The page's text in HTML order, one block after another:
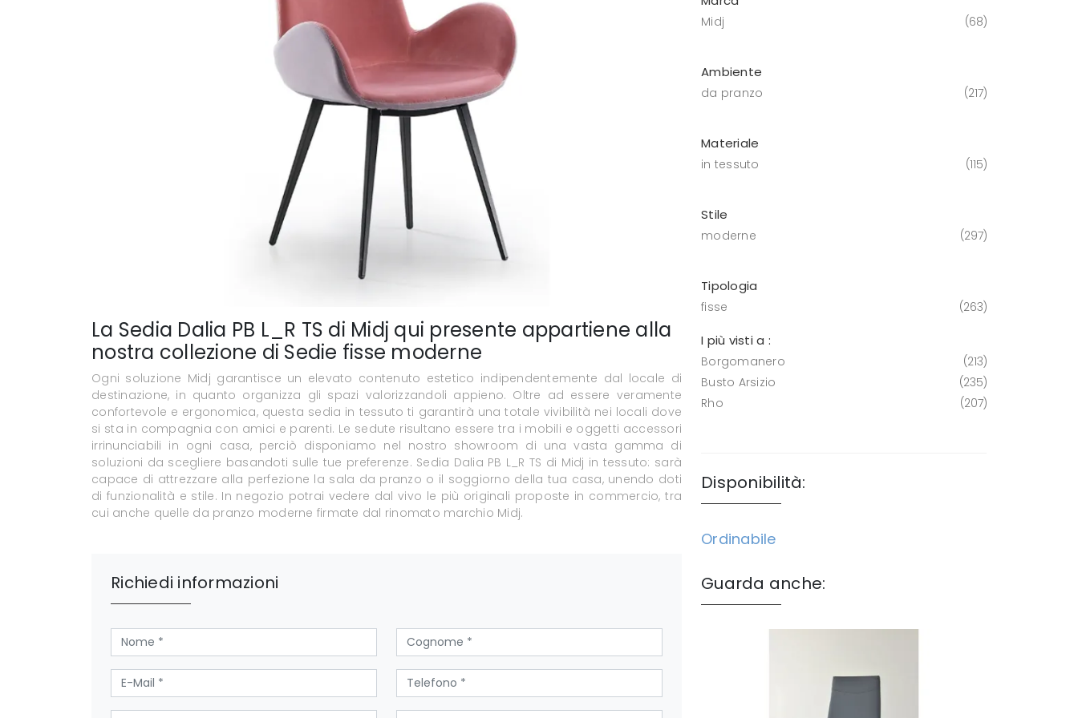
La Sedia Dalia PB L_R TS di Midj qui presente appartiene alla
nostra collezione di Sedie fisse moderne
Ogni soluzione Midj garantisce un elevato contenuto estetico indipendentemente dal locale di
destinazione, in quanto organizza gli spazi valorizzandoli appieno. Oltre ad essere veramente
confortevole e ergonomica, questa sedia in tessuto ti garantirà una totale vivibilità nei locali dove
si sta in compagnia con amici e parenti. Le sedute risultano essere tra i mobili e oggetti accessori
irrinunciabili in ogni casa, perciò disponiamo nel nostro showroom di una vasta gamma di
soluzioni da scegliere basandoti sulle tue preferenze. Sedia Dalia PB L_R TS di Midj in tessuto: sarà
capace di attrezzare alla perfezione la sala da pranzo o il soggiorno della tua casa, unendo doti
di funzionalità e stile. In negozio potrai vedere dal vivo le più originali proposte in commercio, tra
cui anche quelle da pranzo moderne firmate dal rinomato marchio Midj.
Richiedi informazioni
Midj 68
Ambiente
da pranzo 217
Materiale
in tessuto 115
Stile
moderne 297
Tipologia
fisse 263
I più visti a :
Borgomanero
213
Busto Arsizio
235
Rho
207
Disponibilità:
Ordinabile
Guarda anche: